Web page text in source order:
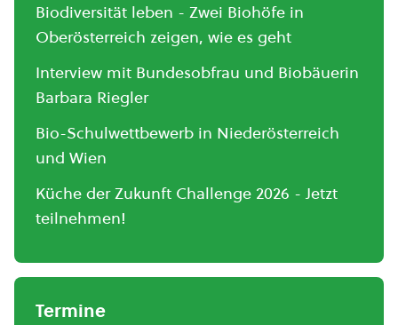
Biodiversität leben - Zwei Biohöfe in
Oberösterreich zeigen, wie es geht
Interview mit Bundesobfrau und Biobäuerin
Barbara Riegler
Bio-Schulwettbewerb in Niederösterreich
und Wien
Küche der Zukunft Challenge 2026 - Jetzt
teilnehmen!
Termine